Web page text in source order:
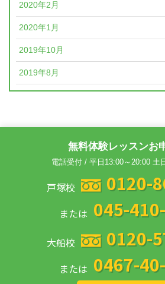
2020年2月
2020年1月
2019年10月
2019年8月
無料体験レッスンお
電話受付 / 平日13:00～20:00 土
戸塚校 0120-
または 045-
大船校 0120-
または 0467-